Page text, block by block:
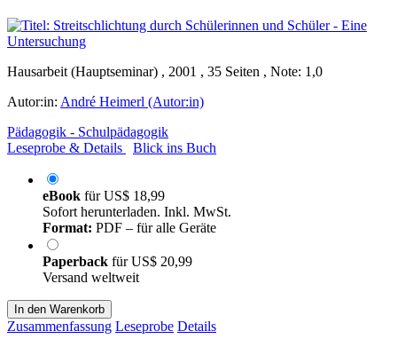
Hausarbeit (Hauptseminar) , 2001 , 35 Seiten , Note: 1,0
Autor:in: André Heimerl (Autor:in)
Pädagogik - Schulpädagogik
Leseprobe & Details
Blick ins Buch
eBook fürUS$ 18,99
Sofort herunterladen. Inkl. MwSt.
Format: PDF – für alle Geräte
Paperback fürUS$ 20,99
Versand weltweit
In den Warenkorb
Zusammenfassung Leseprobe Details